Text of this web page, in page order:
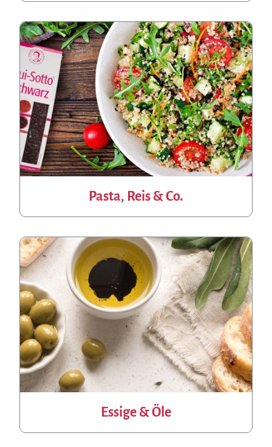
Pasta, Reis & Co.
Essige & Öle